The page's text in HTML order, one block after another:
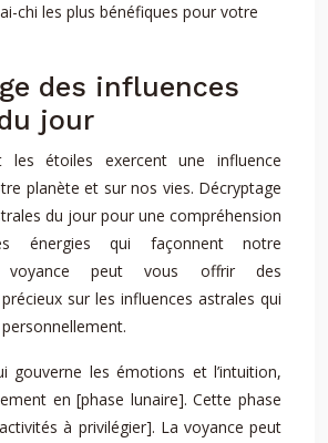
chi les plus bénéfiques pour votre
des influences
jour
les étoiles exercent une influence
planète et sur nos vies. Décryptage
du jour pour une compréhension
énergies qui façonnent notre
voyance peut vous offrir des
sur les influences astrales qui
gouverne les émotions et l’intuition,
en [phase lunaire]. Cette phase
à privilégier]. La voyance peut